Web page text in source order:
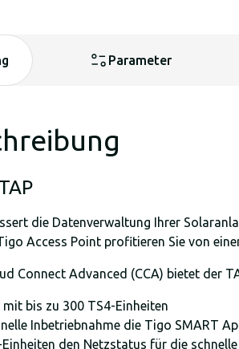
Parameter
die Datenverwaltung Ihrer
Access Point profitieren Sie von
Connect Advanced (CCA) bietet der
bis zu 300 TS4-Einheiten
Inbetriebnahme die Tigo SMART
Einheiten den Netzstatus für die